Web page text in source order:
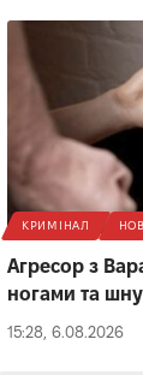
КРИМІНАЛ
Агресор з
ногами та
15:28, 6.08.2026